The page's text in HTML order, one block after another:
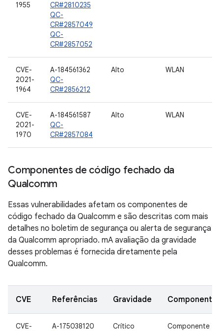
1955
CR#2810235
QC-
CR#2857049
QC-
CR#2857052
CVE-
2021-
1964
A-184561362
QC-
CR#2856212
Alto WLAN
CVE-
2021-
1970
A-184561587
QC-
CR#2857084
Alto WLAN
Componentes de código fechado da
Qualcomm
Essas vulnerabilidades afetam os componentes de
código fechado da Qualcomm e são descritas com mais
detalhes no boletim de segurança ou alerta de segurança
da Qualcomm apropriado. mA avaliação da gravidade
desses problemas é fornecida diretamente pela
Qualcomm.
CVE Referências Gravidade Componente
CVE-
A-175038120
Crítico
Componente